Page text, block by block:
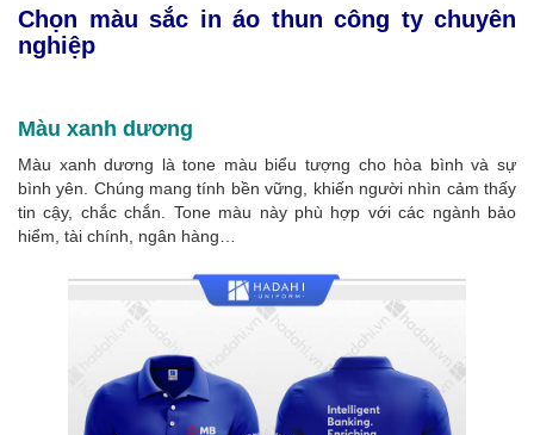
Chọn màu sắc in áo thun công ty chuyên
nghiệp
Màu xanh dương
Màu xanh dương là tone màu biểu tượng cho hòa bình và sự
bình yên. Chúng mang tính bền vững, khiến người nhìn cảm thấy
tin cậy, chắc chắn. Tone màu này phù hợp với các ngành bảo
hiểm, tài chính, ngân hàng…